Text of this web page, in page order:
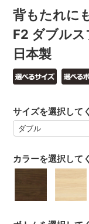
背もたれに
F2 ダブルス
日本製
カラーを選択して
サイズを選択して